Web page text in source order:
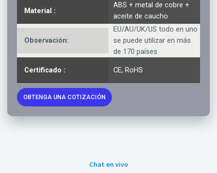
Material :
ABS + metal de cobre +
aceite de caucho
Observación:
EU/AU/UK/US todo en uno
se puede utilizar en más
de 170 países
Certificado : CE, RoHS
OBTENGA UNA COTIZACIÓN
Chat en vivo